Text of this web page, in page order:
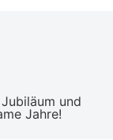
und
Jahre!